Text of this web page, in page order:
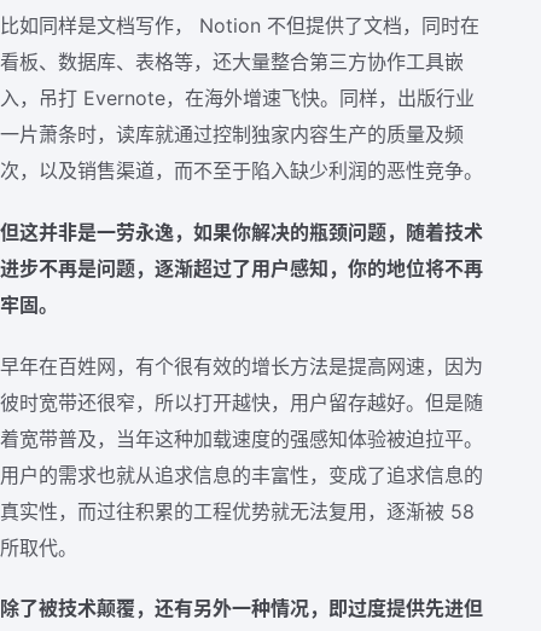
比如同样是文档写作， Notion 不但提供了文档，同时在
看板、数据库、表格等，还大量整合第三方协作工具嵌
入，吊打 Evernote，在海外增速飞快。同样，出版行业
一片萧条时，读库就通过控制独家内容生产的质量及频
次，以及销售渠道，而不至于陷入缺少利润的恶性竞争。
但这并非是一劳永逸，如果你解决的瓶颈问题，随着技术
进步不再是问题，逐渐超过了用户感知，你的地位将不再
牢固。
早年在百姓网，有个很有效的增长方法是提高网速，因为
彼时宽带还很窄，所以打开越快，用户留存越好。但是随
着宽带普及，当年这种加载速度的强感知体验被迫拉平。
用户的需求也就从追求信息的丰富性，变成了追求信息的
真实性，而过往积累的工程优势就无法复用，逐渐被 58
所取代。
除了被技术颠覆，还有另外一种情况，即过度提供先进但